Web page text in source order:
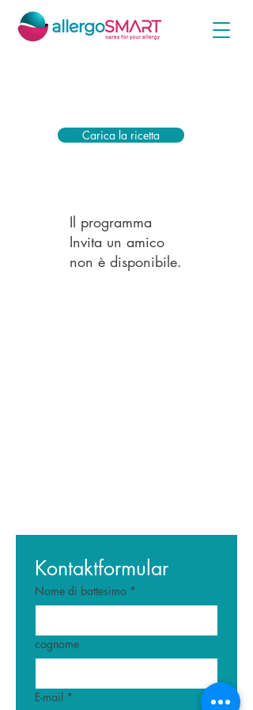
Carica la ricetta
Il programma
Invita un amico
non è disponibile.
Kontaktformular
Nome di battesimo *
cognome
E-mail *